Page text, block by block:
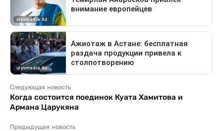
Следующая новость
Когда состоится поединок Куата Хамитова и
Армана Царукяна
Предыдущая новость